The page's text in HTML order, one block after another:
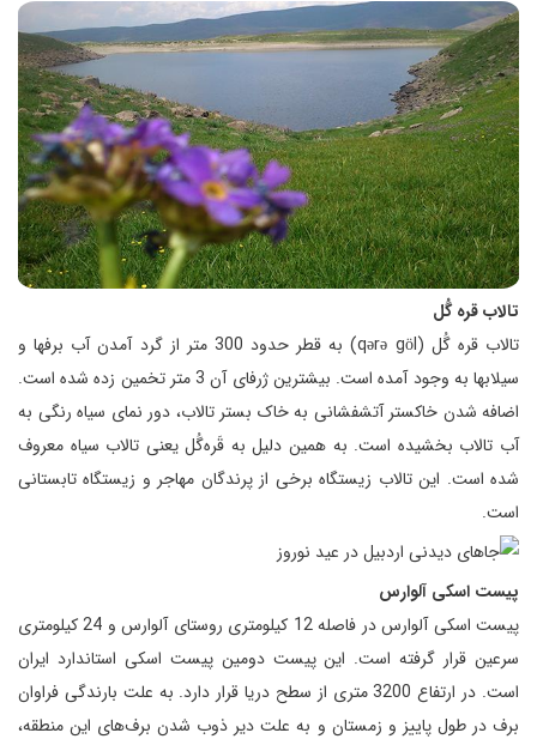
تالاب قره گُل
تالاب قره گُل (qərə göl) به قطر حدود 300 متر از گرد آمدن آب برفها و
سیلابها به وجود آمده است. بیشترین ژرفای آن 3 متر تخمین زده شده است.
اضافه شدن خاکستر آتشفشانی به خاک بستر تالاب، دور نمای سیاه رنگی به
آب تالاب بخشیده است. به همین دلیل به قَره‌گُل یعنی تالاب سیاه معروف
شده است. این تالاب زیستگاه برخی از پرندگان مهاجر و زیستگاه تابستانی
است.
پیست اسکی آلوارس
پیست اسکی آلوارس در فاصله 12 کیلومتری روستای آلوارس و 24 کیلومتری
سرعین قرار گرفته است. این پیست دومین پیست اسکی استاندارد ایران
است. در ارتفاع 3200 متری از سطح دریا قرار دارد. به علت بارندگی فراوان
برف در طول پاییز و زمستان و به علت دیر ذوب شدن برف‌های این منطقه،